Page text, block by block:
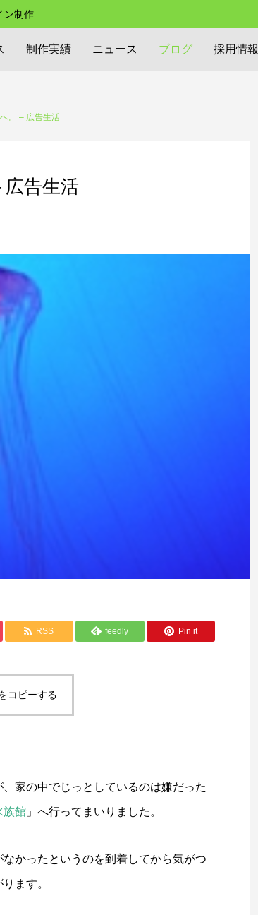
ン制作
制作実績 ニュース ブログ 採用情報
。 – 広告生活
告生活
RSS feedly Pin it
コピーする
家の中でじっとしているのは嫌だった
族館 」へ行ってまいりました。
かったというのを到着してから気がつ
ます。